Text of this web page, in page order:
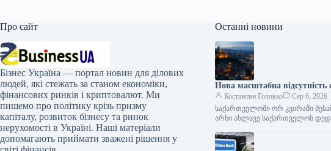
Про сайт
Бізнес Україна — портал новин для ділових
людей, які стежать за станом економіки,
фінансових ринків і криптовалют. Ми
пишемо про політику крізь призму
капіталу, розвиток бізнесу та ринок
нерухомості в Україні. Наші матеріали
допомагають приймати зважені рішення у
Останні новини
Нова масштабна відсутність
Костянтин Головко
Сер 6, 2026
საქართველოში ორ კვირაში
არხი ახლავე საქართველოს